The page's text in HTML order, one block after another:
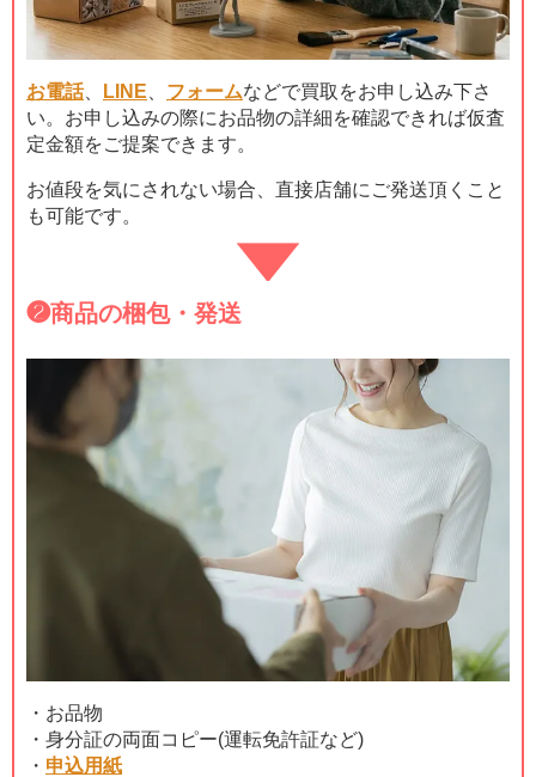
お電話、 LINE フォームなどで買取をお申し込み下さ
い。お申し込みの際にお品物の詳細を確認できれば仮査
定金額をご提案できます。
お値段を気にされない場合、直接店舗にご発送頂くこと
も可能です。
❷商品の梱包・発送
・お品物
・身分証の両面コピー(運転免許証など)
・ 申込用紙